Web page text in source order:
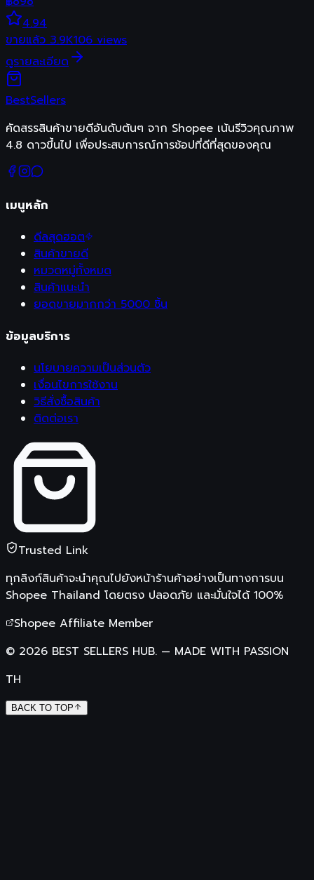
4.94
ขายแล้ว 3.9K106 views
ดูรายละเอียด
BestSellers
คัดสรรสินค้าขายดีอันดับต้นๆ จาก Shopee เน้นรีวิวคุณภาพ
4.8 ดาวขึ้นไป เพื่อประสบการณ์การช้อปที่ดีที่สุดของคุณ
เมนูหลัก
ดีลสุดฮอต
สินค้าขายดี
หมวดหมู่ทั้งหมด
สินค้าแนะนำ
ยอดขายมากกว่า 5000 ชิ้น
ข้อมูลบริการ
นโยบายความเป็นส่วนตัว
เงื่อนไขการใช้งาน
วิธีสั่งซื้อสินค้า
ติดต่อเรา
Trusted Link
ทุกลิงก์สินค้าจะนำคุณไปยังหน้าร้านค้าอย่างเป็นทางการบน
Shopee Thailand โดยตรง ปลอดภัย และมั่นใจได้ 100%
Shopee Affiliate Member
© 2026 BEST SELLERS HUB. — MADE WITH PASSION
TH
BACK TO TOP